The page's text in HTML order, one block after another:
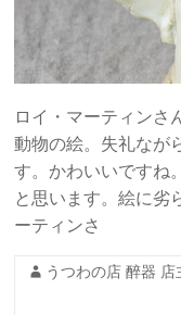
ロイ・マーティンさ
動物の絵。失礼なが
す。かわいいですね
と思います。絵に劣
ーティンさ
うつわの店 醉器 店